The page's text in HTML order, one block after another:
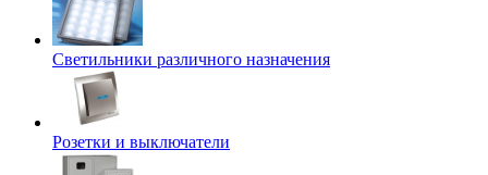
Светильники различного назначения
Розетки и выключатели